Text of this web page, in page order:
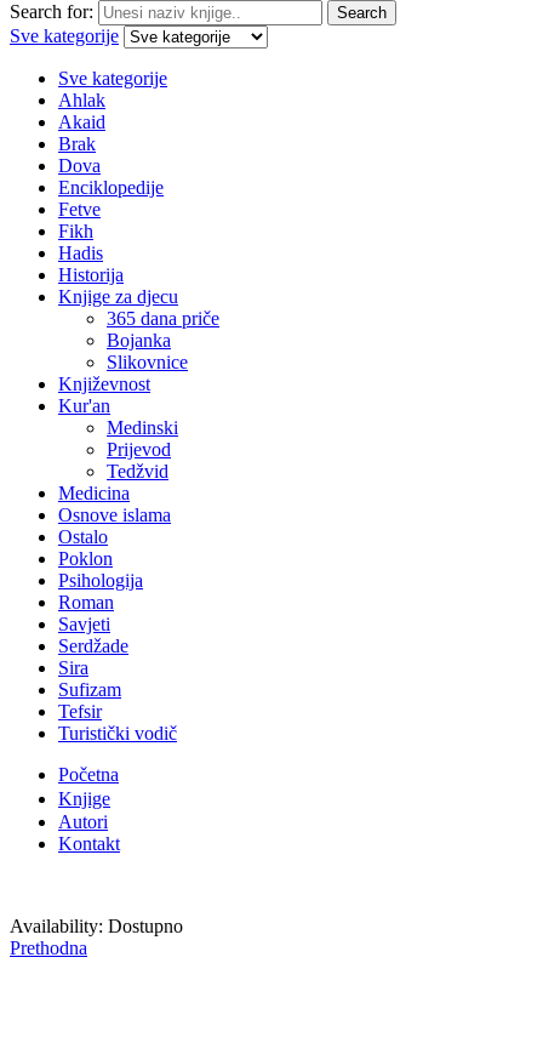
Search for:
Search
Sve kategorije
Sve kategorije
Ahlak
Akaid
Brak
Dova
Enciklopedije
Fetve
Fikh
Hadis
Historija
Knjige za djecu
365 dana priče
Bojanka
Slikovnice
Književnost
Kur'an
Medinski
Prijevod
Tedžvid
Medicina
Osnove islama
Ostalo
Poklon
Psihologija
Roman
Savjeti
Serdžade
Sira
Sufizam
Tefsir
Turistički vodič
Početna
Knjige
Autori
Kontakt
Availability: Dostupno
Prethodna